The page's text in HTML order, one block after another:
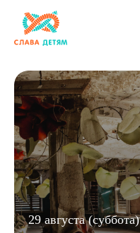
29 августа (суббота)